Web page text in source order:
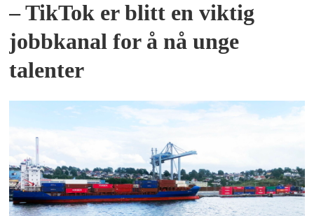
– TikTok er blitt en viktig
jobbkanal for å nå unge
talenter